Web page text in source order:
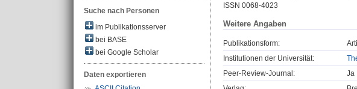
Suche nach Personen
im Publikationsserver
bei BASE
bei Google Scholar
Daten exportieren
ISSN 0068-4023
Weitere Angaben
Publikationsform:
Institutionen der Universität:
Peer-Review-Journal:
Ja